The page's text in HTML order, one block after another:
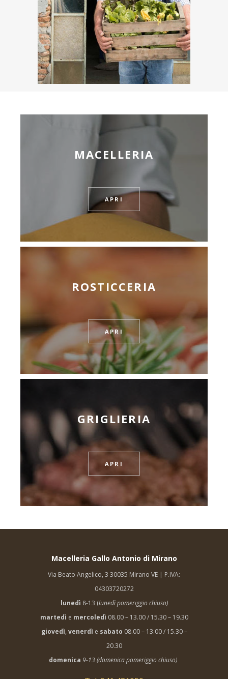
MACELLERIA
APRI
ROSTICCERIA
APRI
GRIGLIERIA
APRI
Macelleria Gallo Antonio di Mirano
Via Beato Angelico, 3 30035 Mirano VE | P.IVA:
04303720272
lunedì 8-13 (lunedì pomeriggio chiuso)
martedì e mercoledì 08.00 – 13.00 / 15.30 – 19.30
giovedì, venerdì e sabato 08.00 – 13.00 / 15.30 –
20.30
domenica 9-13 (domenica pomeriggio chiuso)